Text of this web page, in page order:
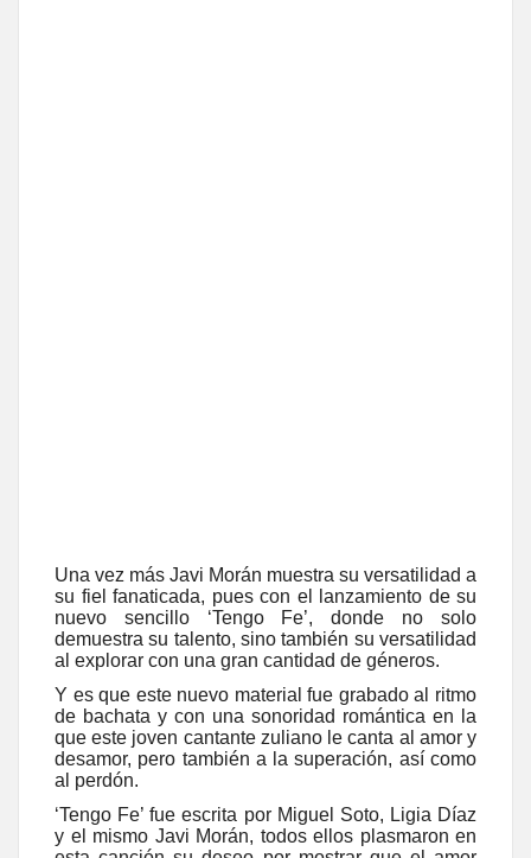
Una vez más Javi Morán muestra su versatilidad a
su fiel fanaticada, pues con el lanzamiento de su
nuevo sencillo ‘Tengo Fe’, donde no solo
demuestra su talento, sino también su versatilidad
al explorar con una gran cantidad de géneros.
Y es que este nuevo material fue grabado al ritmo
de bachata y con una sonoridad romántica en la
que este joven cantante zuliano le canta al amor y
desamor, pero también a la superación, así como
al perdón.
‘Tengo Fe’ fue escrita por Miguel Soto, Ligia Díaz
y el mismo Javi Morán, todos ellos plasmaron en